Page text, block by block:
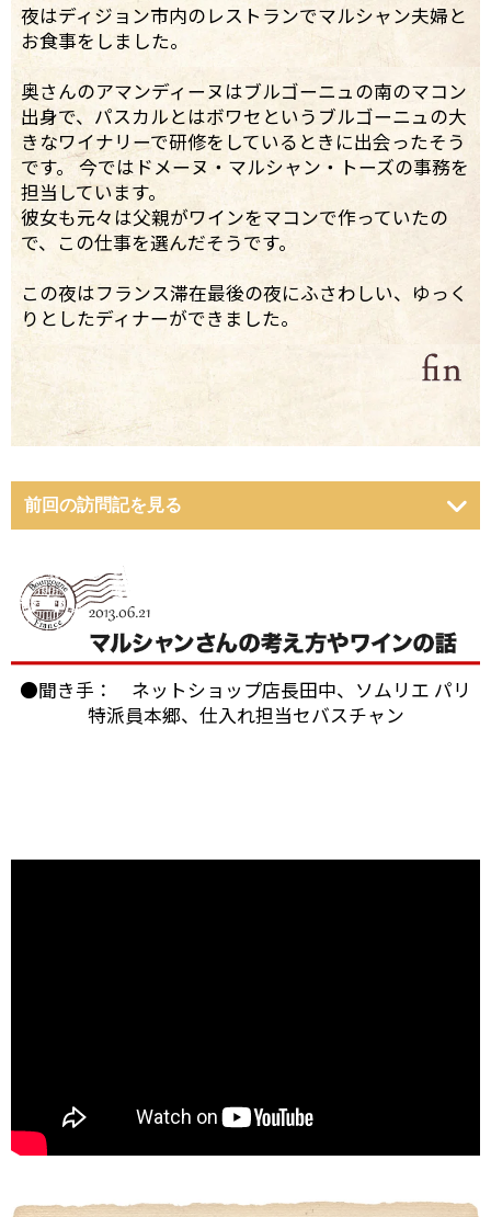
夜はディジョン市内のレストランでマルシャン夫婦と
お食事をしました。
奥さんのアマンディーヌはブルゴーニュの南のマコン
出身で、パスカルとはボワセというブルゴーニュの大
きなワイナリーで研修をしているときに出会ったそう
です。 今ではドメーヌ・マルシャン・トーズの事務を
担当しています。
彼女も元々は父親がワインをマコンで作っていたの
で、この仕事を選んだそうです。
この夜はフランス滞在最後の夜にふさわしい、ゆっく
りとしたディナーができました。
前回の訪問記を見る
ワイン醸造に対する自身のフィロソフィ（哲学）を強
く持った志の高い醸造家でした。
今回は、他のお客様もいらっしゃりとても忙しい中私
くれました。 途中で「もう大丈夫ですよ・・・」と言
●聞き手： ネットショップ店長田中、ソムリエ パリ
特派員本郷、仕入れ担当セバスチャン